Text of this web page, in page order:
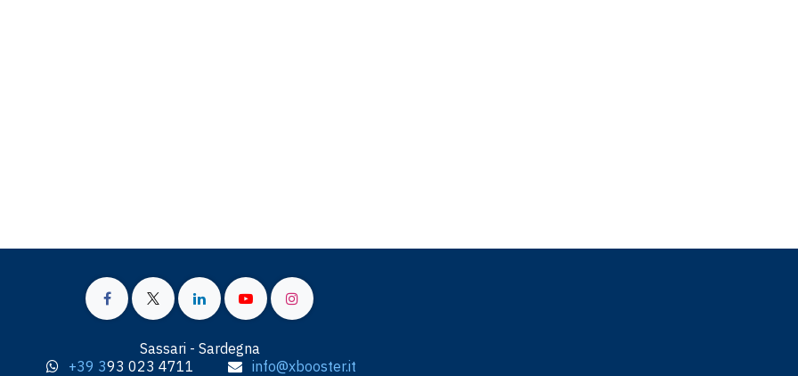
Sassari - Sardegna
+39 393 023 4711 info@xbooster.it